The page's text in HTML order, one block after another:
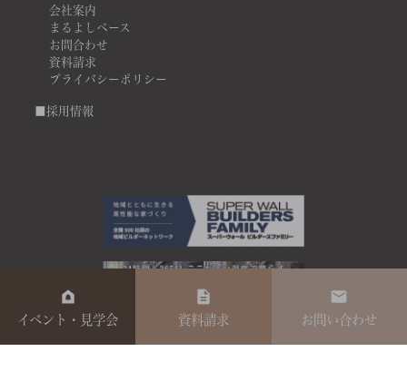
会社案内
まるよしベース
お問合わせ
資料請求
プライバシーポリシー
■採用情報
イベント・見学会 資料請求 お問い合わせ